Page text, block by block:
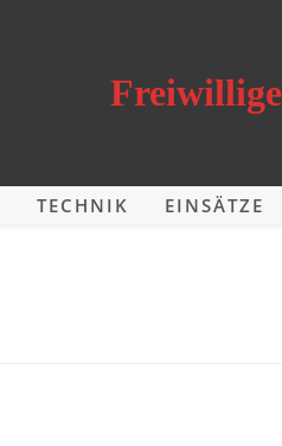
TECHNIK EINSÄTZE